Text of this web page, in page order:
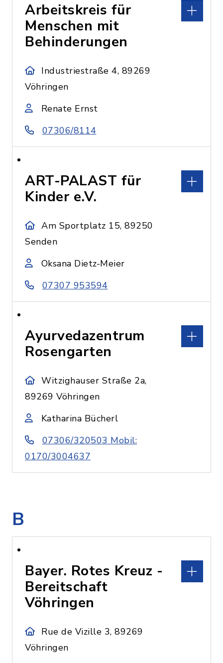
Arbeitskreis für
Menschen mit
Behinderungen
Industriestraße 4, 89269
Vöhringen
Renate Ernst
07306/8114
ART-PALAST für
Kinder e.V.
Am Sportplatz 15, 89250
Senden
Oksana Dietz-Meier
07307 953594
Ayurvedazentrum
Rosengarten
Witzighauser Straße 2a,
89269 Vöhringen
Katharina Bücherl
07306/320503 Mobil:
0170/3004637
B
Bayer. Rotes Kreuz -
Bereitschaft
Vöhringen
Rue de Vizille 3, 89269
Vöhringen